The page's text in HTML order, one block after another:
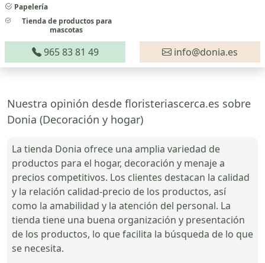
Papelería
Tienda de productos para
mascotas
965 83 81 49 info@donia.es
Nuestra opinión desde floristeriascerca.es sobre
Donia (Decoración y hogar)
La tienda Donia ofrece una amplia variedad de
productos para el hogar, decoración y menaje a
precios competitivos. Los clientes destacan la calidad
y la relación calidad-precio de los productos, así
como la amabilidad y la atención del personal. La
tienda tiene una buena organización y presentación
de los productos, lo que facilita la búsqueda de lo que
se necesita.